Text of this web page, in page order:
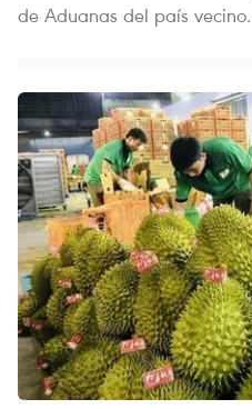
de Aduanas del país vecino.